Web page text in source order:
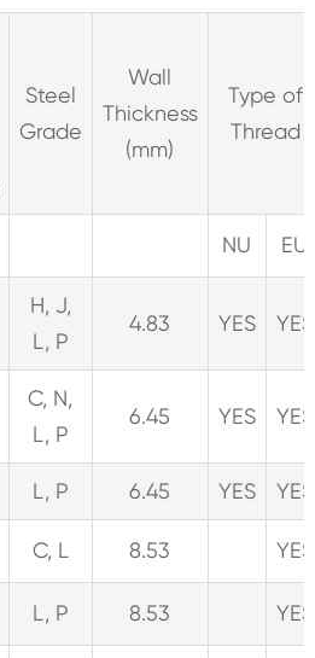
Steel
Grade
Wall
Thickness
(mm)
Type of
Thread
NU EU
H, J,
L, P
4.83 YES YES
C, N,
L, P
6.45 YES YES
L, P 6.45 YES YES
C, L 8.53 YES
L, P 8.53 YES